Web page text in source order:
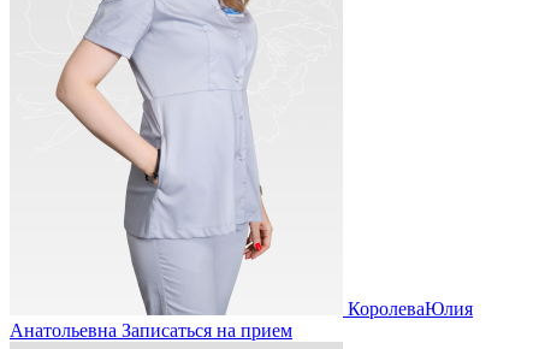
КоролеваЮлия
Анатольевна Записаться на прием